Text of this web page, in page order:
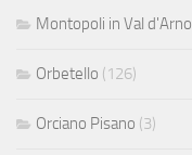
Montopoli in Val d'Arno
Orbetello (126)
Orciano Pisano (3)